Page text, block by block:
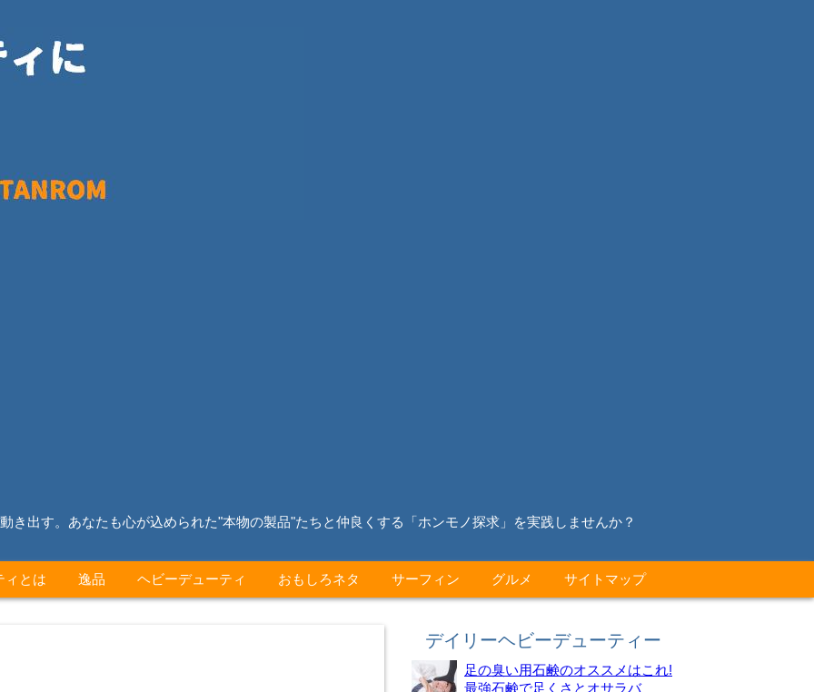
き出す。あなたも心が込められた"本物の製品"たちと仲良くする「ホンモノ探求」を実践しませんか？
ィとは 逸品 ヘビーデューティ おもしろネタ サーフィン グルメ サイトマップ
デイリーヘビーデューティー
足の臭い用石鹸のオススメはこれ!
最強石鹸で足くさとオサラバ